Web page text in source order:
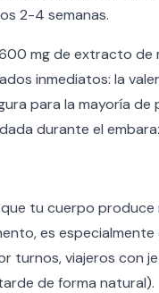
2-4 semanas.
mg de extracto
inmediatos: la
para la mayoría
durante el
tu cuerpo
es
turnos, viajeros con
de forma natural).